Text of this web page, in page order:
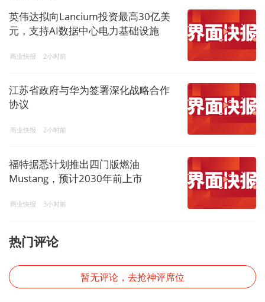
英伟达拟向Lancium投资最高30亿美
元，支持AI数据中心电力基础设施
商业快报 2小时前
江苏省政府与华为签署深化战略合作
协议
商业快报 2小时前
福特据悉计划推出四门版燃油
Mustang，预计2030年前上市
商业快报 3小时前
热门评论
暂无评论，去抢神评席位